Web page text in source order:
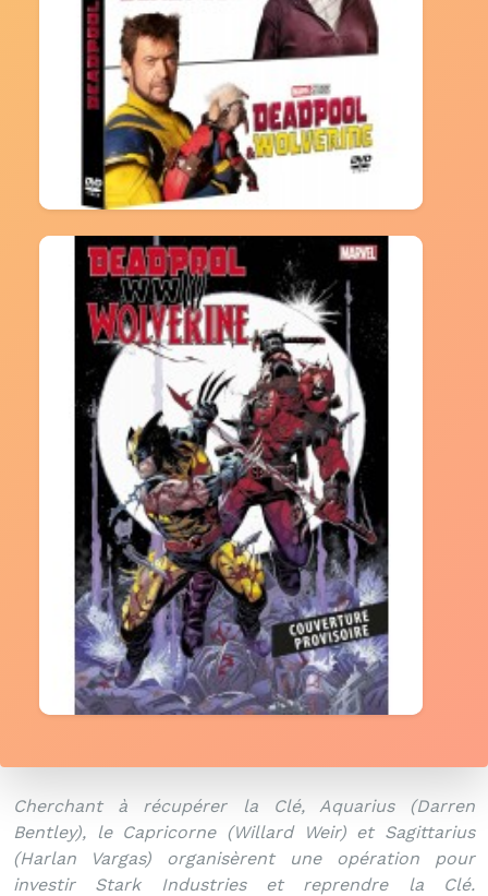
Deadpool 1 et 2 + Deadpool & Wolverine
(DVD)
29.95 €
Cherchant à récupérer la Clé, Aquarius (Darren
Bentley), le Capricorne (Willard Weir) et Sagittarius
(Harlan Vargas) organisèrent une opération pour
investir Stark Industries et reprendre la Clé.